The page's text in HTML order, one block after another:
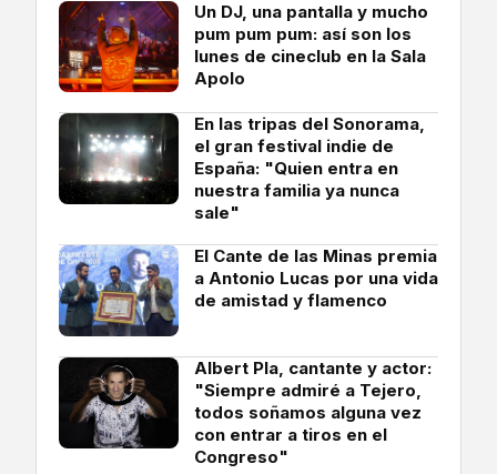
Un DJ, una pantalla y mucho
pum pum pum: así son los
lunes de cineclub en la Sala
Apolo
En las tripas del Sonorama,
el gran festival indie de
España: "Quien entra en
nuestra familia ya nunca
sale"
El Cante de las Minas premia
a Antonio Lucas por una vida
de amistad y flamenco
Albert Pla, cantante y actor:
"Siempre admiré a Tejero,
todos soñamos alguna vez
con entrar a tiros en el
Congreso"